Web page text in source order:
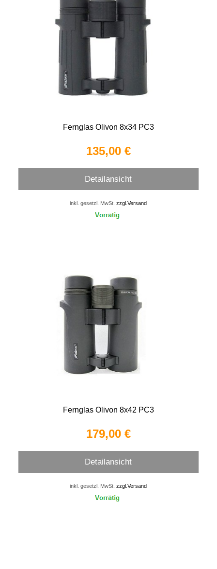
Fernglas Olivon 8x34 PC3
135,00 €
Detailansicht
inkl. gesetzl. MwSt.zzgl.Versand
Fernglas Olivon 8x42 PC3
179,00 €
Detailansicht
inkl. gesetzl. MwSt.zzgl.Versand